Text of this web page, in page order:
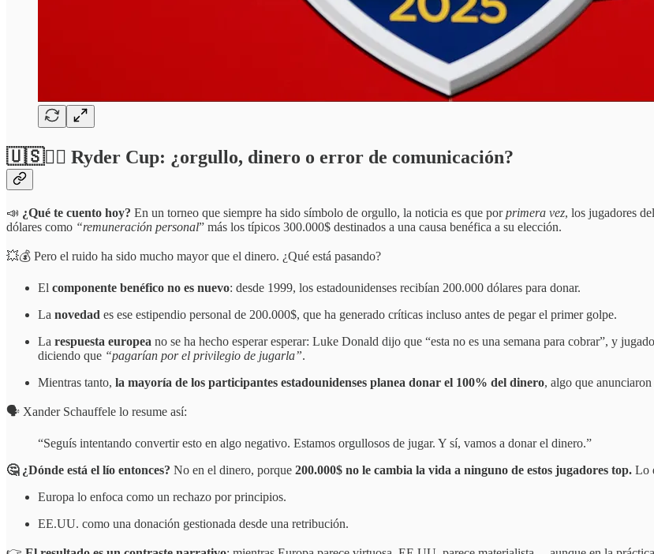
🇺🇸🏌️‍♂️ Ryder Cup: ¿orgullo, dinero o error de comunicación?
📣 ¿Qué te cuento hoy? En un torneo que siempre ha sido símbolo de orgullo, la noticia es que porprimera vez, los jugadores
dólares como “remuneración personal” más los típicos 300.000$ destinados a una causa benéfica a su elección.
💥💰 Pero el ruido ha sido mucho mayor que el dinero. ¿Qué está pasando?
El componente benéfico no es nuevo: desde 1999, los estadounidenses recibían 200.000 dólares para donar.
La novedad es ese estipendio personal de 200.000$, que ha generado críticas incluso antes de pegar el primer golpe.
La respuesta europea no se ha hecho esperar esperar: Luke Donald dijo que “esta no es una semana para cobrar”, y
diciendo que “pagarían por el privilegio de jugarla”.
Mientras tanto, la mayoría de los participantes estadounidenses planea donar el 100% del dinero, algo que
🗣️ Xander Schauffele lo resume así:
“Seguís intentando convertir esto en algo negativo. Estamos orgullosos de jugar. Y sí, vamos a donar el dinero.”
🤔 ¿Dónde está el lío entonces? No en el dinero, porque 200.000$ no le cambia la vida a ninguno de estos jugadores top. Lo
Europa lo enfoca como un rechazo por principios.
EE.UU. como una donación gestionada desde una retribución.